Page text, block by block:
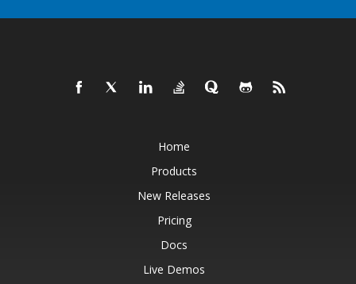
Home
Products
New Releases
Pricing
Docs
Live Demos